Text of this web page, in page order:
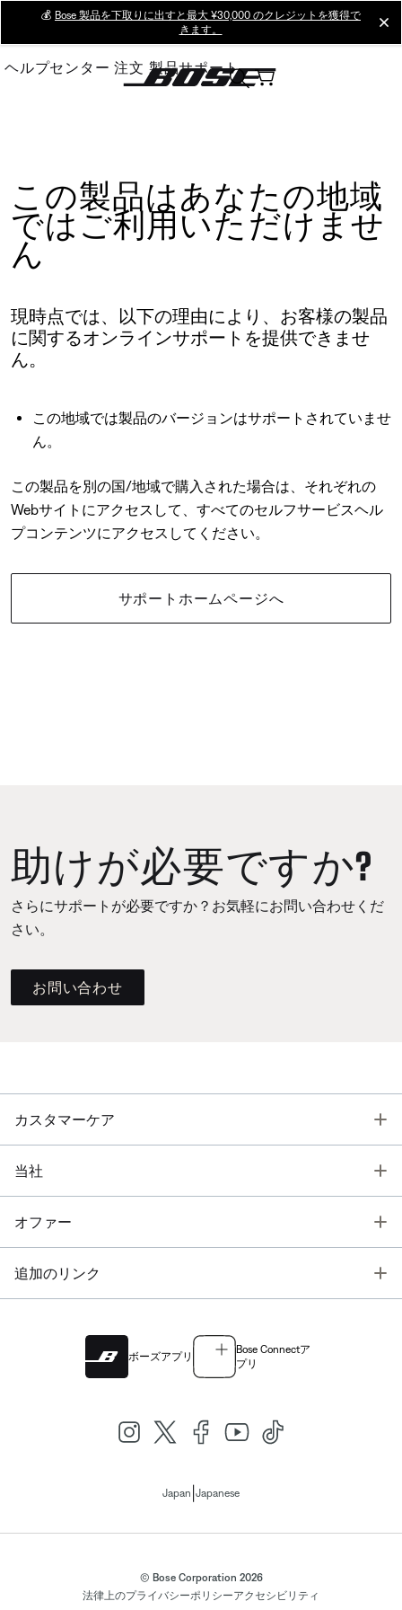
Main
💰 Bose 製品を下取りに出すと最大 ¥30,000 のクレジットを獲得で
きます。
ヘルプセンター 注文 製品サポート
この製品はあなたの地域
ではご利用いただけませ
ん
現時点では、以下の理由により、お客様の製品
に関するオンラインサポートを提供できませ
ん。
この地域では製品のバージョンはサポートされていませ
ん。
この製品を別の国/地域で購入された場合は、それぞれの
Webサイトにアクセスして、すべてのセルフサービスヘル
プコンテンツにアクセスしてください。
サポートホームページへ
助けが必要ですか?
さらにサポートが必要ですか？お気軽にお問い合わせくだ
さい。
お問い合わせ
カスタマーケア
当社
オファー
追加のリンク
ボーズアプリ
Bose Connectア
プリ
Japan Japanese
© Bose Corporation 2026
法律上のプライバシーポリシーアクセシビリティ